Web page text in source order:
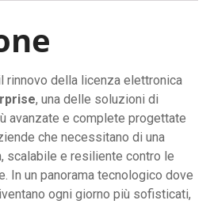
rinnovo della licenza elettronica
, una delle soluzioni di
avanzate e complete progettate
che necessitano di una
scalabile e resiliente contro le
In un panorama tecnologico dove
ogni giorno più sofisticati,